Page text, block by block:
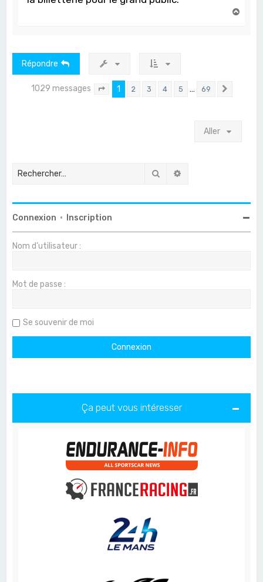
Répondre
1029 messages Page sur 69
1 2 3 4 5 … 69
Aller
Rechercher
Connexion • Inscription
Nom d’utilisateur :
Mot de passe :
Se souvenir de moi
Ça peut vous intéresser